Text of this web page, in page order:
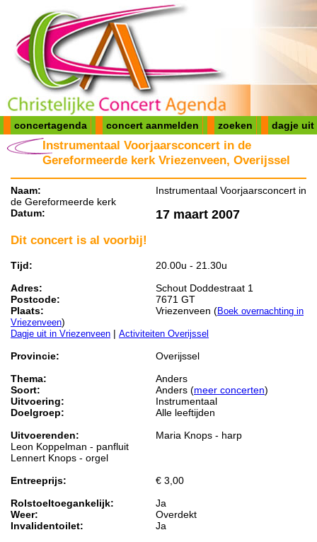
concertagenda concert aanmelden zoeken dagje uit
Instrumentaal Voorjaarsconcert in de
Gereformeerde kerk Vriezenveen, Overijssel
Naam:
Instrumentaal Voorjaarsconcert in
de Gereformeerde kerk
Datum:
17 maart 2007
Dit concert is al voorbij!
Tijd:
20.00u - 21.30u
Adres:
Schout Doddestraat 1
Postcode:
7671 GT
Plaats:
Vriezenveen (Boek overnachting in
Vriezenveen)
Dagje uit in Vriezenveen | Activiteiten Overijssel
Provincie:
Overijssel
Thema:
Anders
Soort:
Anders (meer concerten)
Uitvoering:
Instrumentaal
Doelgroep:
Alle leeftijden
Uitvoerenden:
Maria Knops - harp
Leon Koppelman - panfluit
Lennert Knops - orgel
Entreeprijs:
€ 3,00
Rolstoeltoegankelijk:
Ja
Weer:
Overdekt
Invalidentoilet:
Ja